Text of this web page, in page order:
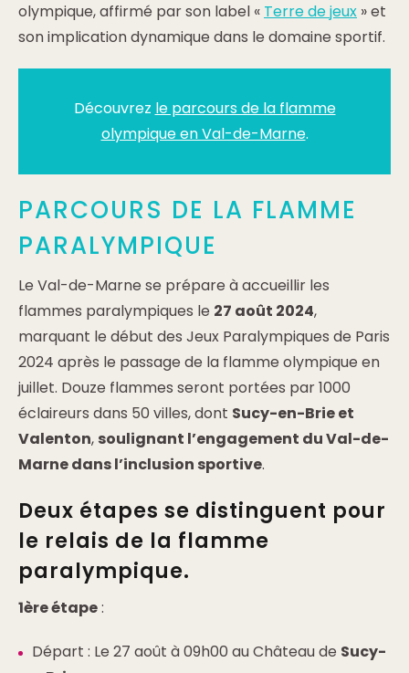
olympique, affirmé par son label « Terre de jeux » et
son implication dynamique dans le domaine sportif.
Découvrez le parcours de la flamme
olympique en Val-de-Marne.
PARCOURS DE LA FLAMME
PARALYMPIQUE
Le Val-de-Marne se prépare à accueillir les
flammes paralympiques le 27 août 2024,
marquant le début des Jeux Paralympiques de Paris
2024 après le passage de la flamme olympique en
juillet. Douze flammes seront portées par 1000
éclaireurs dans 50 villes, dont Sucy-en-Brie et
Valenton, soulignant l’engagement du Val-de-
Marne dans l’inclusion sportive.
Deux étapes se distinguent pour
le relais de la flamme
paralympique.
1ère étape:
Départ : Le 27 août à 09h00 au Château de Sucy-